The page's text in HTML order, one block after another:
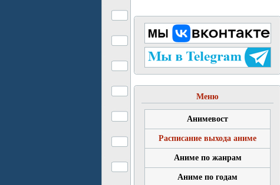
Меню
Анимевост
Расписание выхода аниме
Аниме по жанрам
Аниме по годам